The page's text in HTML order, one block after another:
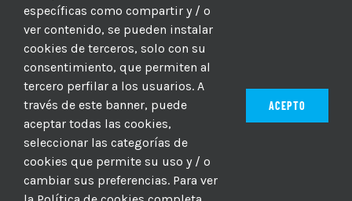
© 2012–2025 |CICIC| Hosting: Hosting Para PYMES
MBAGIO.COM
| Todos los derechos reservados
específicas como compartir y / o
ver contenido, se pueden instalar
cookies de terceros, solo con su
consentimiento, que permiten al
tercero perfilar a los usuarios. A
través de este banner, puede
aceptar todas las cookies,
seleccionar las categorías de
cookies que permite su uso y / o
cambiar sus preferencias. Para ver
ACEPTO